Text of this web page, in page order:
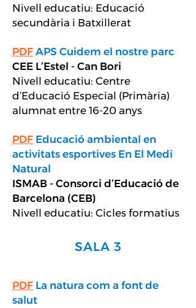
Nivell educatiu: Educació
secundària i Batxillerat
PDF APS Cuidem el nostre parc
CEE L’Estel - Can Bori
Nivell educatiu: Centre
d’Educació Especial (Primària)
alumnat entre 16-20 anys
PDF Educació ambiental en
activitats esportives En El Medi
Natural
ISMAB - Consorci d’Educació de
Barcelona (CEB)
Nivell educatiu: Cicles formatius
SALA 3
PDF La natura com a font de
salut